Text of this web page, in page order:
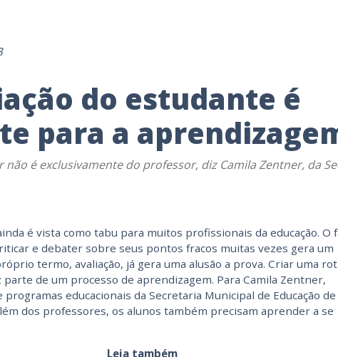
do estudante é
para a
não é exclusivamente do professor, diz Camila Zentner, da
é vista como tabu para muitos profissionais da educação. O
e debater sobre seus pontos fracos muitas vezes gera um
termo, avaliação, já gera uma alusão a prova. Criar uma
parte de um processo de aprendizagem. Para Camila Zentner,
educacionais da Secretaria Municipal de Educação de
dos professores, os alunos também precisam aprender a se
Leia também